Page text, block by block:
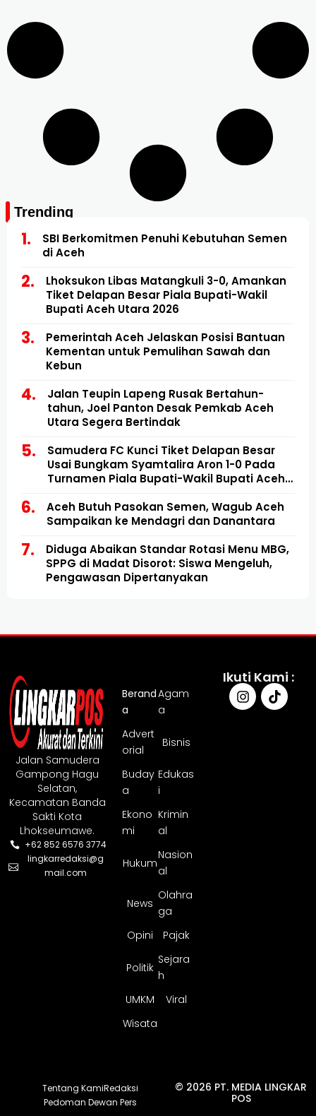
Trending
SBI Berkomitmen Penuhi Kebutuhan Semen
di Aceh
Lhoksukon Libas Matangkuli 3-0, Amankan
Tiket Delapan Besar Piala Bupati-Wakil
Bupati Aceh Utara 2026
Pemerintah Aceh Jelaskan Posisi Bantuan
Kementan untuk Pemulihan Sawah dan
Kebun
Jalan Teupin Lapeng Rusak Bertahun-
tahun, Joel Panton Desak Pemkab Aceh
Utara Segera Bertindak
Samudera FC Kunci Tiket Delapan Besar
Usai Bungkam Syamtalira Aron 1-0 Pada
Turnamen Piala Bupati-Wakil Bupati Aceh
Aceh Butuh Pasokan Semen, Wagub Aceh
Sampaikan ke Mendagri dan Danantara
Diduga Abaikan Standar Rotasi Menu MBG,
SPPG di Madat Disorot: Siswa Mengeluh,
Pengawasan Dipertanyakan
Jalan Samudera
Gampong Hagu
Selatan,
Kecamatan Banda
Sakti Kota
Lhokseumawe.
+62 852 6576 3774
lingkarredaksi@g
mail.com
Berand
a
Agam
a
Advert
orial
Bisnis
Buday
a
Edukas
i
Ekono
mi
Krimin
al
Hukum
Nasion
al
News
Olahra
ga
Opini
Pajak
Politik
Sejara
h
UMKM
Viral
Wisata
Ikuti Kami :
Tentang KamiRedaksi
Pedoman Dewan Pers
© 2026 PT. MEDIA LINGKAR
POS